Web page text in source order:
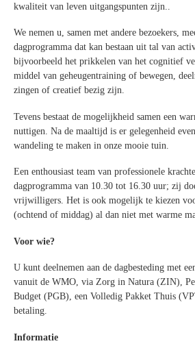
kwaliteit van leven uitgangspunten zijn..
We nemen u, samen met andere bezoekers,
dagprogramma dat kan bestaan uit tal van
bijvoorbeeld het prikkelen van het cognitief
middel van geheugentraining of bewegen,
zingen of creatief bezig zijn.
Tevens bestaat de mogelijkheid samen een
nuttigen. Na de maaltijd is er gelegenheid
wandeling te maken in onze mooie tuin.
Een enthousiast team van professionele
dagprogramma van 10.30 tot 16.30 uur; zij
vrijwilligers. Het is ook mogelijk te kiezen
(ochtend of middag) al dan niet met warme
Voor wie?
U kunt deelnemen aan de dagbesteding met
vanuit de WMO, via Zorg in Natura (ZIN),
Budget (PGB), een Volledig Pakket Thuis
betaling.
Informatie